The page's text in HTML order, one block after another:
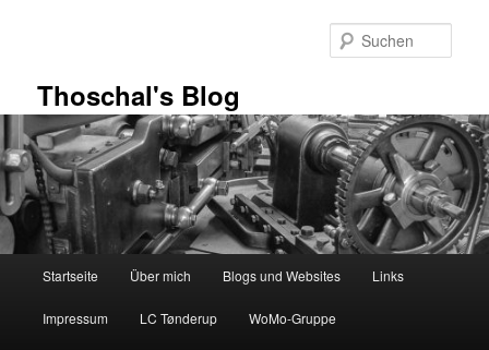
Thoschal's Blog
Startseite Über mich Blogs und Websites Links
Impressum LC Tønderup WoMo-Gruppe